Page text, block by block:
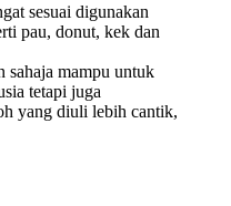
sesuai digunakan
pau, donut, kek dan
mampu untuk
tetapi juga
yang diuli lebih cantik,